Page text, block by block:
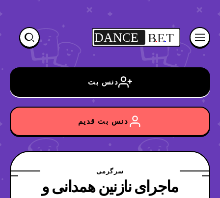
DANCE B.E.T
دنس بت
دنس بت قدیم
سرگرمی
ماجرای نازنین همدانی و